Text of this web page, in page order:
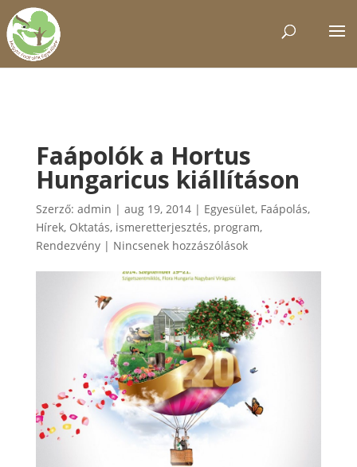
Faápolók a Hortus
Hungaricus kiállításon
Szerző: admin | aug 19, 2014| Egyesület, Faápolás,
Hírek, Oktatás, ismeretterjesztés, program,
Rendezvény| Nincsenek hozzászólások